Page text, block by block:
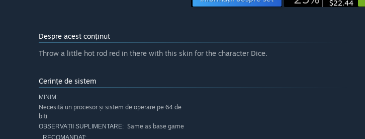
$22.44
Despre acest conținut
Throw a little hot rod red in there with this skin for the character Dice.
Cerințe de sistem
MINIM:
Necesită un procesor și sistem de operare pe 64 de
biți
OBSERVAȚII SUPLIMENTARE: Same as base game